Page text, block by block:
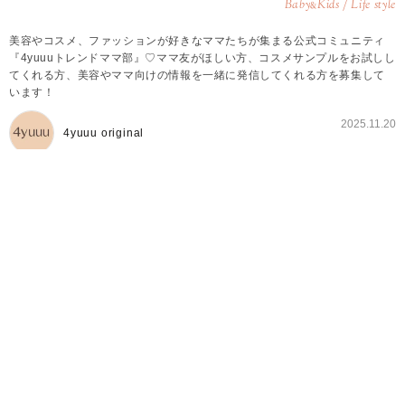
Baby&Kids / Life style
美容やコスメ、ファッションが好きなママたちが集まる公式コミュニティ
『4yuuuトレンドママ部』♡ママ友がほしい方、コスメサンプルをお試しし
てくれる方、美容やママ向けの情報を一緒に発信してくれる方を募集して
います！
4yuuu original
2025.11.20